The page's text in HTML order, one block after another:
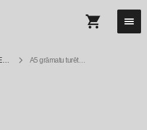
Slatwall / Eurowall turētāji A5 grāmatu turētājs slatwall